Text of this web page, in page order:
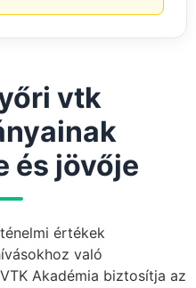
vtk
és jövője
értékek
való
Akadémia biztosítja az